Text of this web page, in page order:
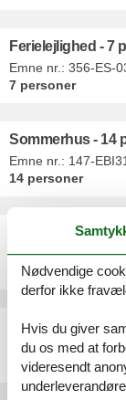
Ferielejlighed - 7
Emne nr.: 356-ES-
7 personer
Emne nr.: 147-
14 personer
Emne nr.:147-
10 personer
Emne nr.:147-
10 personer
Nødvendige
derfor ikke
Hvis du giver
du os med at
videresendt